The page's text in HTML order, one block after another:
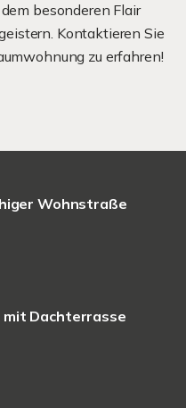
besonderen Flair
Kontaktieren Sie
zu erfahren!
Wohnstraße
mit Dachterrasse